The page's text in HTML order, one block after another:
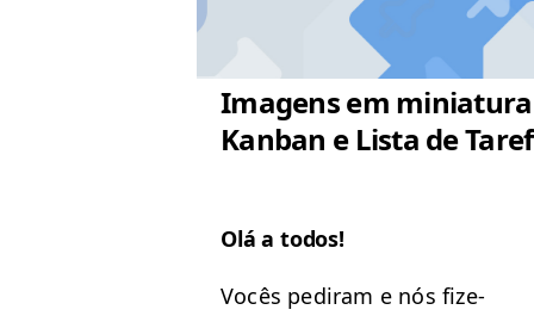
Imagens em
Kanban e Lista de
Olá a todos!
Vocês pedi­ram e nós fize­